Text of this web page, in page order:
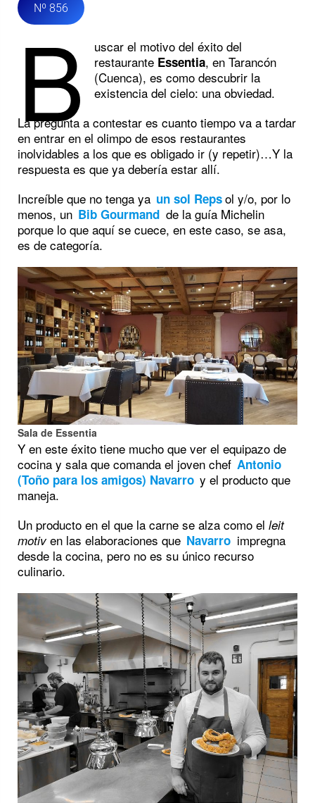
Nº 856
B
uscar el motivo del éxito del
restaurante Essentia, en Tarancón
(Cuenca), es como descubrir la
existencia del cielo: una obviedad.
La pregunta a contestar es cuanto tiempo va a tardar
en entrar en el olimpo de esos restaurantes
inolvidables a los que es obligado ir (y repetir)…Y la
respuesta es que ya debería estar allí.
Increíble que no tenga ya un sol Repsol y/o, por lo
menos, un Bib Gourmand de la guía Michelin
porque lo que aquí se cuece, en este caso, se asa,
es de categoría.
Sala de Essentia
Y en este éxito tiene mucho que ver el equipazo de
cocina y sala que comanda el joven chef Antonio
(Toño para los amigos) Navarro y el producto que
maneja.
Un producto en el que la carne se alza como el leit
motiv en las elaboraciones que Navarro impregna
desde la cocina, pero no es su único recurso
culinario.